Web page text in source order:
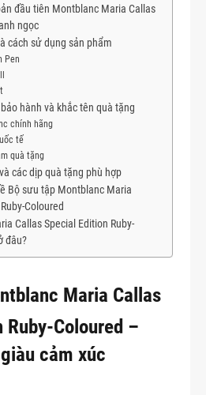
đầu tiên Montblanc Maria Callas
ngọc
cách sử dụng sản phẩm
Pen
hành và khắc tên quà tặng
chính hãng
tế
quà tặng
các dịp quà tặng phù hợp
Bộ sưu tập Montblanc Maria
Coloured
Callas Special Edition Ruby-
đâu?
Maria Callas
Ruby-Coloured –
cảm xúc